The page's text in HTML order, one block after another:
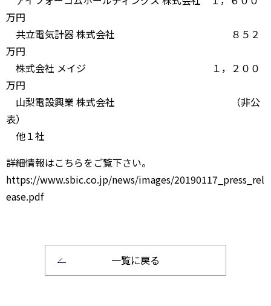
万円
共立電気計器 株式会社 ８５２
万円
株式会社 メイジ １，２００
万円
山梨電設興業 株式会社 （非公
表）
他１社
詳細情報はこちらをご覧下さい。
https://www.sbic.co.jp/news/images/20190117_press_rel
ease.pdf
一覧に戻る